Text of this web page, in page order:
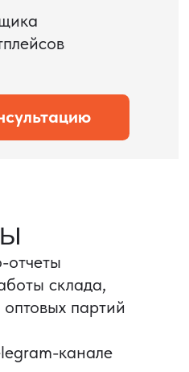
Магнитная зарядка 3в1.
15w.
Комплект: устройство +
провод Type C.